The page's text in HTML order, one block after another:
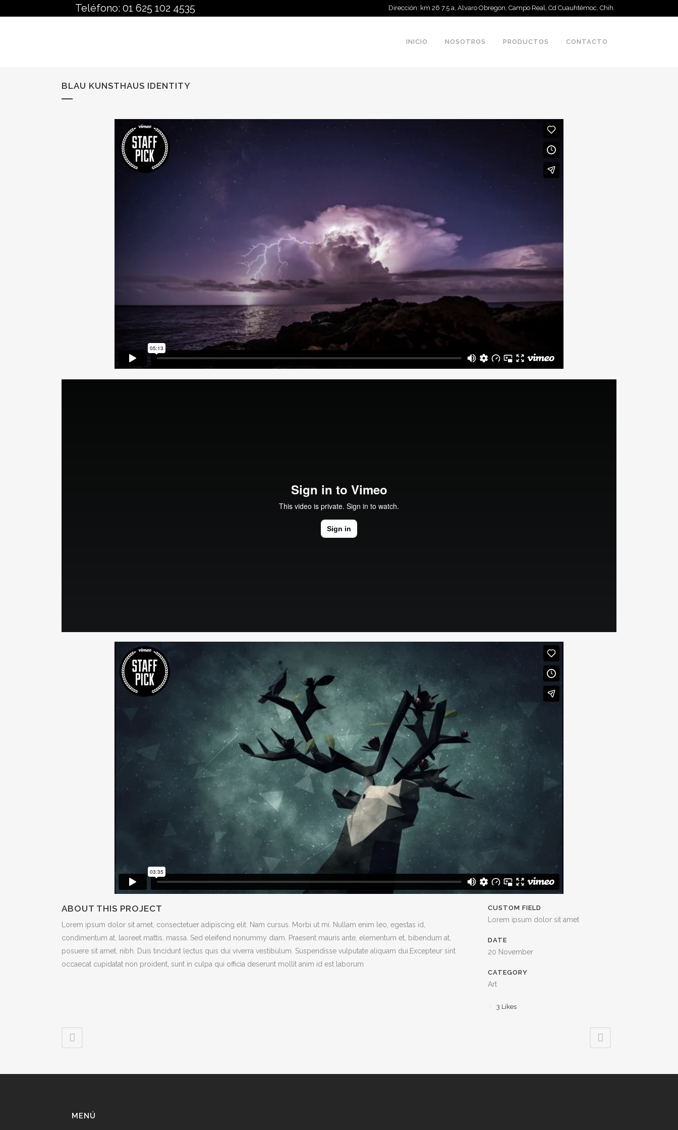
Teléfono: 01 625 102 4535 Dirección: km 26 7.5 a, Alvaro Obregon, Campo Real, Cd Cuauhtémoc, Chih.
INICIO NOSOTROS PRODUCTOS CONTACTO
BLAU KUNSTHAUS IDENTITY
ABOUT THIS PROJECT
Lorem ipsum dolor sit amet, consectetuer adipiscing elit. Nam cursus. Morbi ut mi. Nullam enim leo, egestas id,
condimentum at, laoreet mattis, massa. Sed eleifend nonummy diam. Praesent mauris ante, elementum et, bibendum at,
posuere sit amet, nibh. Duis tincidunt lectus quis dui viverra vestibulum. Suspendisse vulputate aliquam dui.Excepteur sint
occaecat cupidatat non proident, sunt in culpa qui officia deserunt mollit anim id est laborum
CUSTOM FIELD
Lorem ipsum dolor sit amet
DATE
20 November
CATEGORY
Art
3 Likes
MENÚ